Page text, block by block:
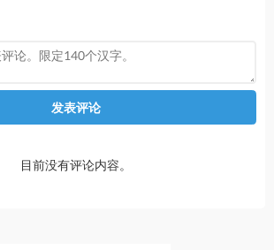
发表评论
目前没有评论内容。